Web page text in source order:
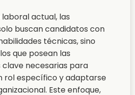
actual, las
buscan candidatos con
técnicas, sino
que posean las
necesarias para
rol específico y adaptarse
Este enfoque,